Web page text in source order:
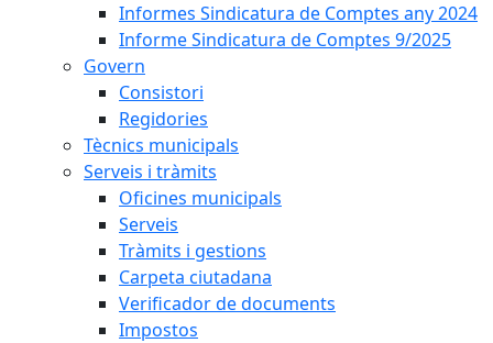
Informes Sindicatura de Comptes any 2024
Informe Sindicatura de Comptes 9/2025
Govern
Consistori
Regidories
Tècnics municipals
Serveis i tràmits
Oficines municipals
Serveis
Tràmits i gestions
Carpeta ciutadana
Verificador de documents
Impostos